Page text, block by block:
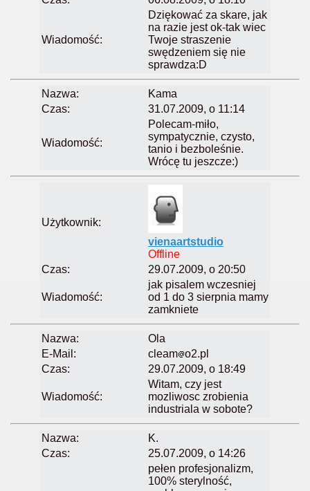
Wiadomość:
Dziękować za skare, jak
na razie jest ok-tak wiec
Twoje straszenie
swędzeniem się nie
sprawdza:D
Nazwa:
Kama
Czas:
31.07.2009, o 11:14
Wiadomość:
Polecam-miło,
sympatycznie, czysto,
tanio i bezboleśnie.
Wrócę tu jeszcze:)
Użytkownik:
vienaartstudio
Offline
Czas:
29.07.2009, o 20:50
Wiadomość:
jak pisalem wczesniej
od 1 do 3 sierpnia mamy
zamkniete
Nazwa:
Ola
E-Mail:
cleam o2.pl
Czas:
29.07.2009, o 18:49
Wiadomość:
Witam, czy jest
mozliwosc zrobienia
industriala w sobote?
Nazwa:
K.
Czas:
25.07.2009, o 14:26
pełen profesjonalizm,
100% sterylność,